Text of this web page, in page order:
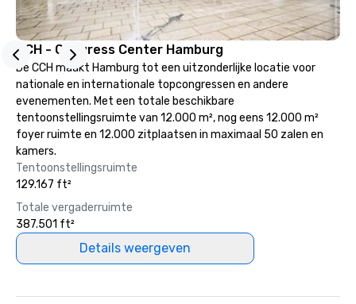
CCH - Congress Center Hamburg
De CCH maakt Hamburg tot een uitzonderlijke locatie voor
nationale en internationale topcongressen en andere
evenementen. Met een totale beschikbare
tentoonstellingsruimte van 12.000 m², nog eens 12.000 m²
foyer ruimte en 12.000 zitplaatsen in maximaal 50 zalen en
kamers.
Tentoonstellingsruimte
129.167 ft²
Totale vergaderruimte
387.501 ft²
Details weergeven